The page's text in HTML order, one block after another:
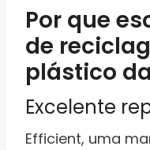
Por que
de
plástico
Excelente
Efficient, uma